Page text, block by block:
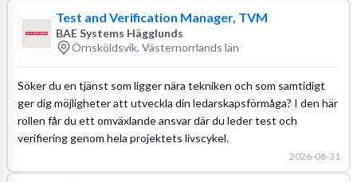
Test and Verification Manager, TVM
BAE Systems Hägglunds
Örnsköldsvik, Västernorrlands län
Söker du en tjänst som ligger nära tekniken och som samtidigt
ger dig möjligheter att utveckla din ledarskapsförmåga? I den här
rollen får du ett omväxlande ansvar där du leder test och
verifiering genom hela projektets livscykel.
2026-08-31